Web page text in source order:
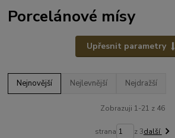
Porcelánové mísy
Upřesnit parametry
Nejnovější Nejlevnější Nejdražší
Zobrazuji 1-21 z 46
strana z 3další